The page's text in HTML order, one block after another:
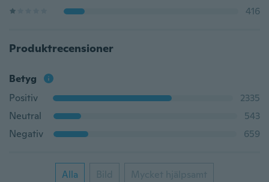
416
Produktrecensioner
Betyg
Positiv
2335
Neutral
543
Negativ
659
Alla Bild Mycket hjälpsamt